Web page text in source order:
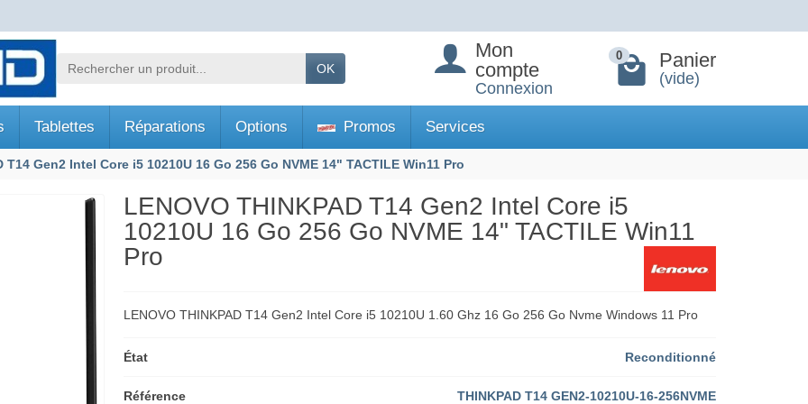
OK
Mon
compte
Connexion
0 Panier
(vide)
Tablettes Réparations Options Promos Services
T14 Gen2 Intel Core i5 10210U 16 Go 256 Go NVME 14" TACTILE Win11 Pro
LENOVO THINKPAD T14 Gen2 Intel Core i5
10210U 16 Go 256 Go NVME 14" TACTILE Win11
Pro
LENOVO THINKPAD T14 Gen2 Intel Core i5 10210U 1.60 Ghz 16 Go 256 Go Nvme Windows 11 Pro
État Reconditionné
Référence THINKPAD T14 GEN2-10210U-16-256NVME